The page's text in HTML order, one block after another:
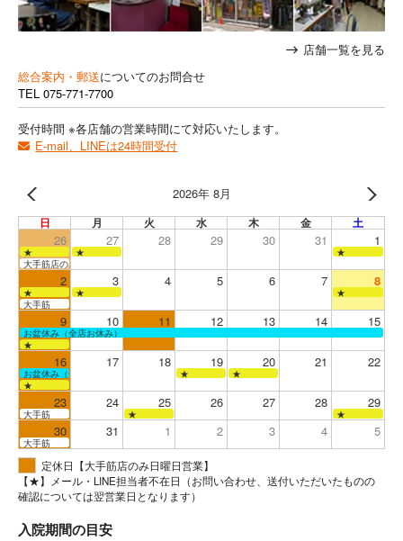
店舗一覧を見る
総合案内・郵送についてのお問合せ
TEL 075-771-7700
受付時間 ※各店舗の営業時間にて対応いたします。
E-mail、LINEは24時間受付
2026年 8月
日 月 火 水 木 金 土
26 27 28 29 30 31 1
★ ★
★
大手筋店のみ営業
2 3 4 5 6 7 8
★ ★
★
大手筋
9 10 11 12 13 14 15
お盆休み（全店お休み）
★
16 17 18 19 20 21 22
お盆休み（全店お休み） ★
★
★
23 24 25 26 27 28 29
大手筋 ★ ★
30 31 1 2 3 4 5
大手筋
定休日【大手筋店のみ日曜日営業】
【★】メール・LINE担当者不在日（お問い合わせ、送付いただいたものの
確認については翌営業日となります）
入院期間の目安